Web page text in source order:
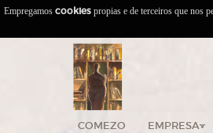
COMEZO EMPRESA
Empregamos cookies propias e de terceiros que nos